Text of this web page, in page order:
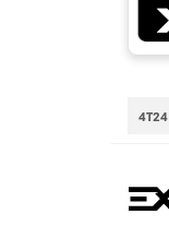
4T24